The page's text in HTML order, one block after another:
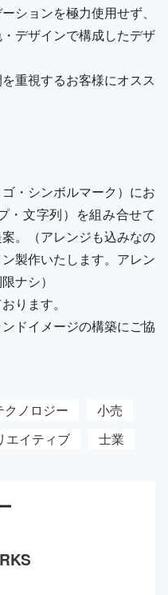
ションを極力使用せず、
デザインで構成したデザ
重視するお客様にオスス
・シンボルマーク）にお
・文字列）を組み合せて
。（アレンジも込みなの
製作いたします。アレン
ナシ）
ります。
ドイメージの構築にご協
クノロジー
小売
エイティブ 士業